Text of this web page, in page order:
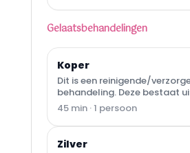
Gelaatsbehandelingen
Koper
Dit is een reinigende/
behandeling. Deze bestaat
een diepte reiniging,
van onzuiverheden/dode
huidcellen, hydraterend,
verzorgend en verbeterd de
45 min · 1 persoon
Zilver